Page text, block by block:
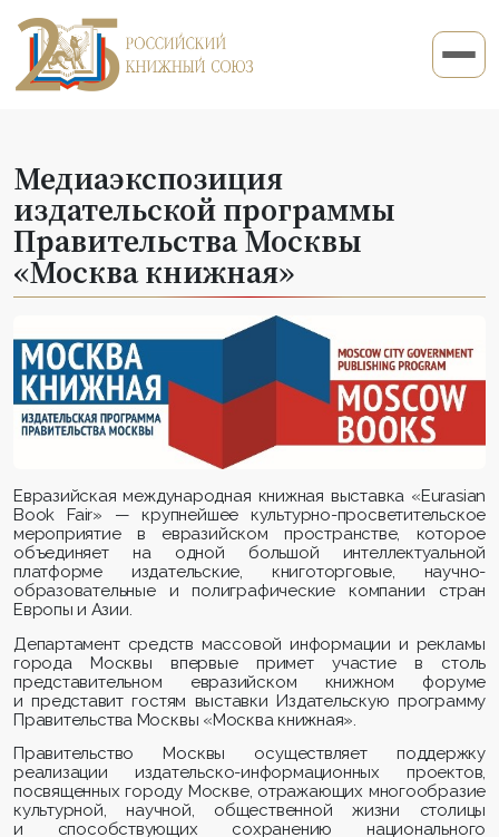
Медиаэкспозиция
издательской программы
Правительства Москвы
«Москва книжная»
Евразийская международная книжная выставка «Eurasian
Book Fair» — крупнейшее культурно-просветительское
мероприятие в евразийском пространстве, которое
объединяет на одной большой интеллектуальной
платформе издательские, книготорговые, научно-
образовательные и полиграфические компании стран
Европы и Азии.
Департамент средств массовой информации и рекламы
города Москвы впервые примет участие в столь
представительном евразийском книжном форуме
и представит гостям выставки Издательскую программу
Правительства Москвы «Москва книжная».
Правительство Москвы осуществляет поддержку
реализации издательско-информационных проектов,
посвященных городу Москве, отражающих многообразие
культурной, научной, общественной жизни столицы
и способствующих сохранению национального